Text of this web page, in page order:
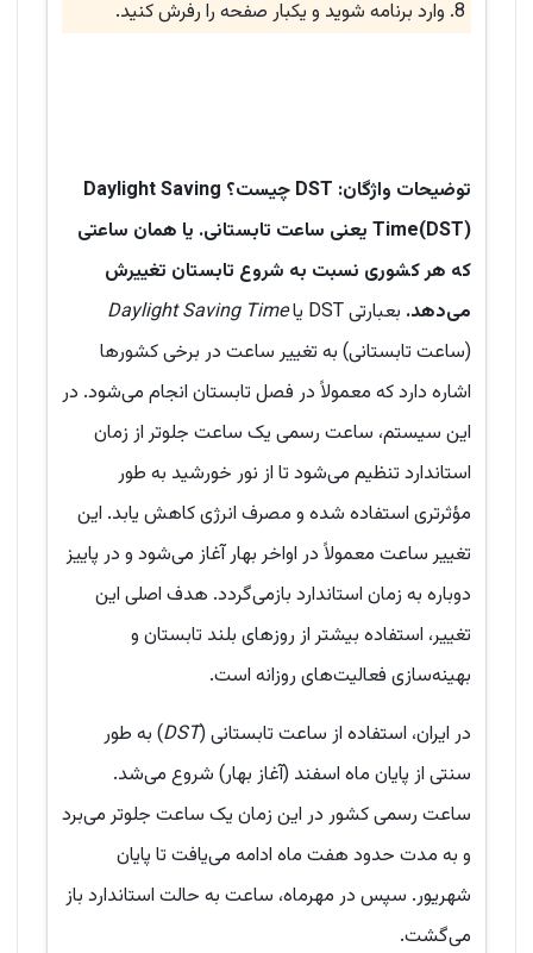
وارد برنامه شوید و یکبار صفحه را رفرش کنید.
توضیحات واژگان: DST چیست؟ Daylight Saving
Time(DST) یعنی ساعت تابستانی. یا همان ساعتی
که هر کشوری نسبت به شروع تابستان تغییرش
می‌دهد. بعبارتی DST یا
Daylight Saving Time
(ساعت تابستانی) به تغییر ساعت در برخی کشورها
اشاره دارد که معمولاً در فصل تابستان انجام می‌شود. در
این سیستم، ساعت رسمی یک ساعت جلوتر از زمان
استاندارد تنظیم می‌شود تا از نور خورشید به طور
مؤثرتری استفاده شده و مصرف انرژی کاهش یابد. این
تغییر ساعت معمولاً در اواخر بهار آغاز می‌شود و در پاییز
دوباره به زمان استاندارد بازمی‌گردد. هدف اصلی این
تغییر، استفاده بیشتر از روزهای بلند تابستان و
بهینه‌سازی فعالیت‌های روزانه است.
در ایران، استفاده از ساعت تابستانی (DST) به طور
سنتی از پایان ماه اسفند (آغاز بهار) شروع می‌شد.
ساعت رسمی کشور در این زمان یک ساعت جلوتر می‌برد
و به مدت حدود هفت ماه ادامه می‌یافت تا پایان
شهریور. سپس در مهرماه، ساعت به حالت استاندارد باز
می‌گشت.